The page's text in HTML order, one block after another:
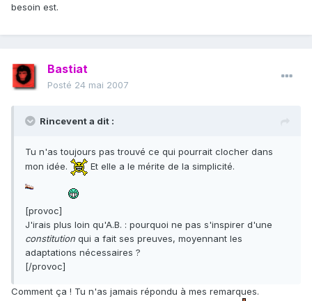
besoin est.
Bastiat
Posté 24 mai 2007
Rincevent a dit :
Tu n'as toujours pas trouvé ce qui pourrait clocher dans
mon idée.
Et elle a le mérite de la simplicité.
[provoc]
J'irais plus loin qu'A.B. : pourquoi ne pas s'inspirer d'une
constitution qui a fait ses preuves, moyennant les
adaptations nécessaires ?
[/provoc]
Comment ça ! Tu n'as jamais répondu à mes remarques.